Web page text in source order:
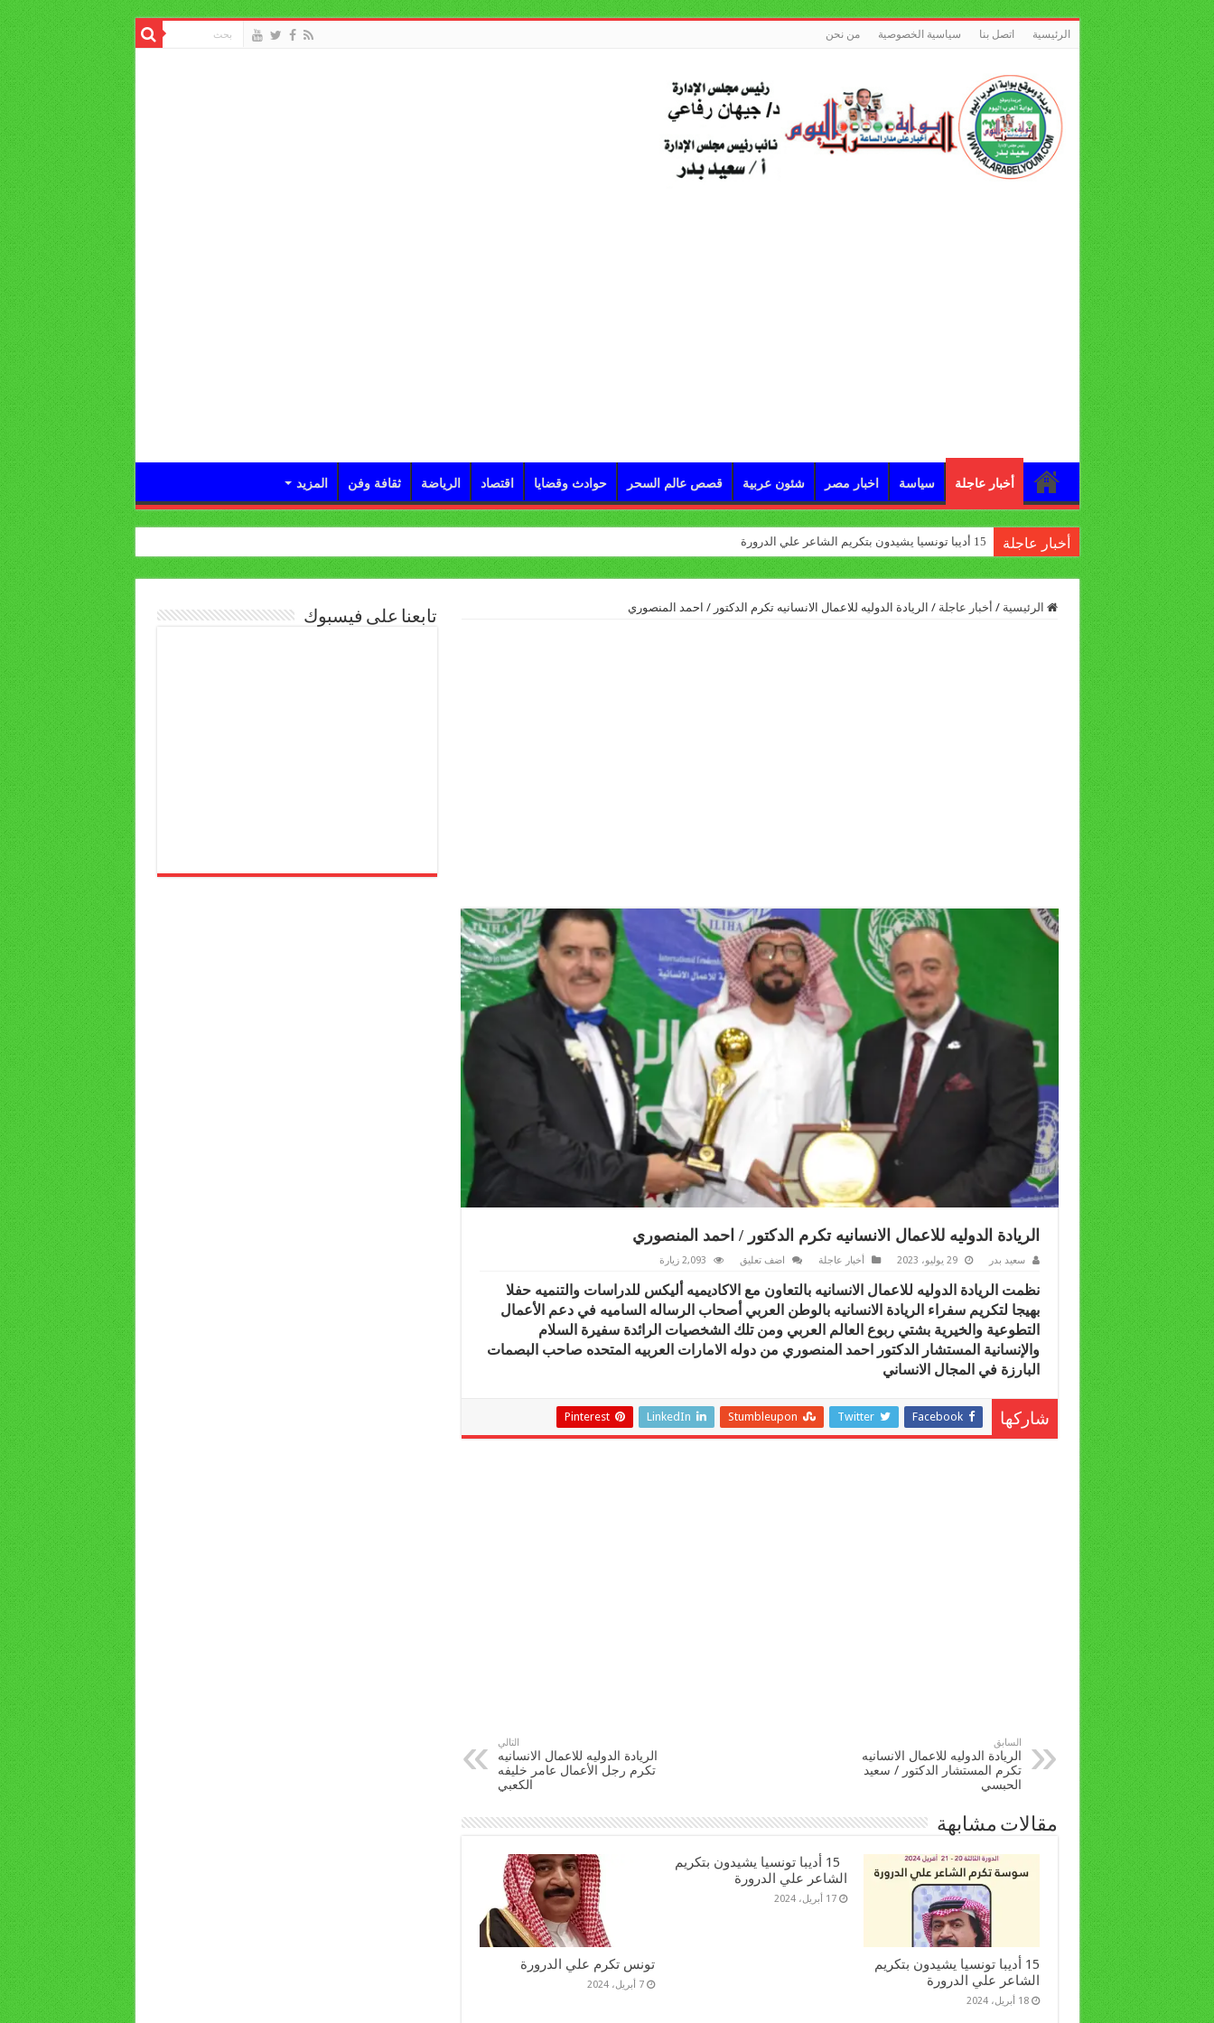
الرئيسية اتصل بنا سياسية الخصوصية من نحن
أخبار عاجلة سياسة اخبار مصر شئون عربية قصص عالم السحر حوادث وقضايا اقتصاد الرياضة ثقافة وفن المزيد
أخبار عاجلة 15 أديبا تونسيا يشيدون بتكريم الشاعر علي الدرورة
الرئيسية / أخبار عاجلة / الريادة الدوليه للاعمال الانسانيه تكرم الدكتور / احمد المنصوري
الريادة الدوليه للاعمال الانسانيه تكرم الدكتور / احمد المنصوري
سعيد بدر 29 يوليو، 2023 أخبار عاجلة اضف تعليق 2,093 زيارة
نظمت الريادة الدوليه للاعمال الانسانيه بالتعاون مع الاكاديميه أليكس للدراسات والتنميه حفلا
بهيجا لتكريم سفراء الريادة الانسانيه بالوطن العربي أصحاب الرساله الساميه في دعم الأعمال
التطوعية والخيرية بشتي ربوع العالم العربي ومن تلك الشخصيات الرائدة سفيرة السلام
والإنسانية المستشار الدكتور احمد المنصوري من دوله الامارات العربيه المتحده صاحب البصمات
البارزة في المجال الانساني
شاركها Facebook
Twitter
Stumbleupon
LinkedIn
Pinterest
السابق
الريادة الدوليه للاعمال الانسانيه
تكرم المستشار الدكتور / سعيد
الحبسي
التالي
الريادة الدوليه للاعمال الانسانيه
تكرم رجل الأعمال عامر خليفه
الكعبي
مقالات مشابهة
15 أديبا تونسيا يشيدون بتكريم
الشاعر علي الدرورة
18 أبريل، 2024
15 أديبا تونسيا يشيدون بتكريم
الشاعر علي الدرورة
17 أبريل، 2024
تونس تكرم علي الدرورة
7 أبريل، 2024
تابعنا على فيسبوك